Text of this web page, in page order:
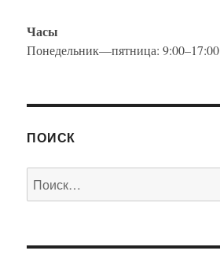
Часы
Понедельник—пятница: 9:00–17:00
ПОИСК
Искать: